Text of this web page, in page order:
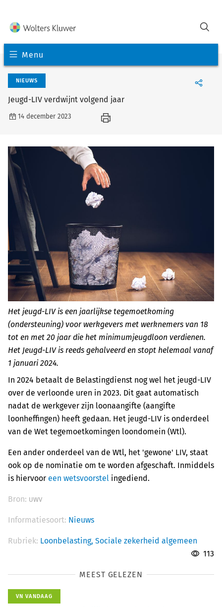
Menu
NIEUWS
Jeugd-LIV verdwijnt volgend jaar
14 december 2023
Het jeugd-LIV is een jaarlijkse tegemoetkoming
(ondersteuning) voor werkgevers met werknemers van 18
tot en met 20 jaar die het minimumjeugdloon verdienen.
Het Jeugd-LIV is reeds gehalveerd en stopt helemaal vanaf
1 januari 2024.
In 2024 betaalt de Belastingdienst nog wel het jeugd-LIV
over de verloonde uren in 2023. Dit gaat automatisch
nadat de werkgever zijn loonaangifte (aangifte
loonheffingen) heeft gedaan. Het jeugd-LIV is onderdeel
van de Wet tegemoetkomingen loondomein (Wtl).
Een ander onderdeel van de Wtl, het 'gewone' LIV, staat
ook op de nominatie om te worden afgeschaft. Inmiddels
is hiervoor een wetsvoorstel ingediend.
Bron: UWV
Informatiesoort: Nieuws
Rubriek: Loonbelasting, Sociale zekerheid algemeen
113
MEEST GELEZEN
VN VANDAAG